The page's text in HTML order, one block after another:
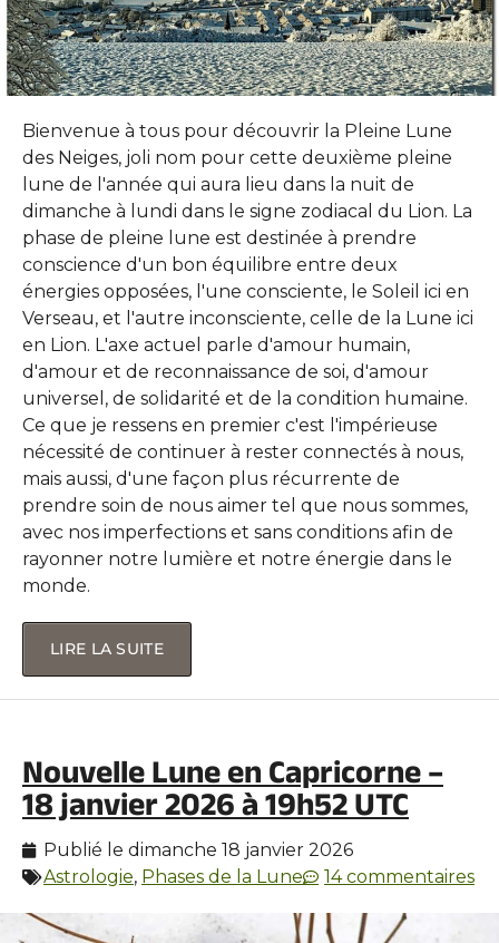
Bienvenue à tous pour découvrir la Pleine Lune
des Neiges, joli nom pour cette deuxième pleine
lune de l'année qui aura lieu dans la nuit de
dimanche à lundi dans le signe zodiacal du Lion. La
phase de pleine lune est destinée à prendre
conscience d'un bon équilibre entre deux
énergies opposées, l'une consciente, le Soleil ici en
Verseau, et l'autre inconsciente, celle de la Lune ici
en Lion. L'axe actuel parle d'amour humain,
d'amour et de reconnaissance de soi, d'amour
universel, de solidarité et de la condition humaine.
Ce que je ressens en premier c'est l'impérieuse
nécessité de continuer à rester connectés à nous,
mais aussi, d'une façon plus récurrente de
prendre soin de nous aimer tel que nous sommes,
avec nos imperfections et sans conditions afin de
rayonner notre lumière et notre énergie dans le
monde.
LIRE LA SUITE
Nouvelle Lune en Capricorne –
18 janvier 2026 à 19h52 UTC
Publié le dimanche 18 janvier 2026
Astrologie, Phases de la Lune 14 commentaires